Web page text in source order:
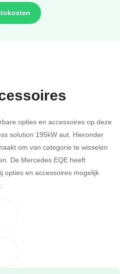
opties en accessoires op deze
solution 195kW aut. Hieronder
om van categorie te wisselen
De Mercedes EQE heeft
opties en accessoires mogelijk